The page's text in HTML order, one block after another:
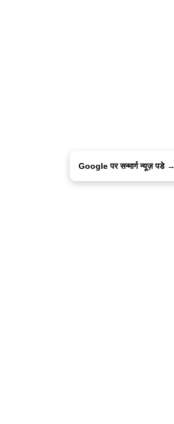
Google पर सन्मार्ग न्यूज़ पडे →